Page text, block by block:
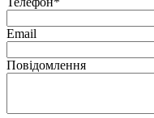
Email
Повідомлення